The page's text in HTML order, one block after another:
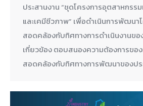
ประสานงาน “ชุดโครงการอุตสาหกรร
และเคมีชีวภาพ” เพื่อดำเนินการพัฒนา
สอดคล้องกับทิศทางการดำเนินงานข
เกี่ยวข้อง ตอบสนองความต้องการขอ
สอดคล้องกับทิศทางการพัฒนาของปร